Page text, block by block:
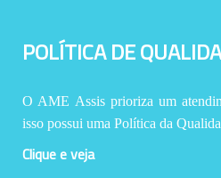
POLÍTICA DE
O AME Assis prioriza um
isso possui uma Política da
Clique e veja